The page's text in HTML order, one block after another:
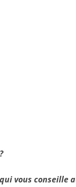
vous conseille